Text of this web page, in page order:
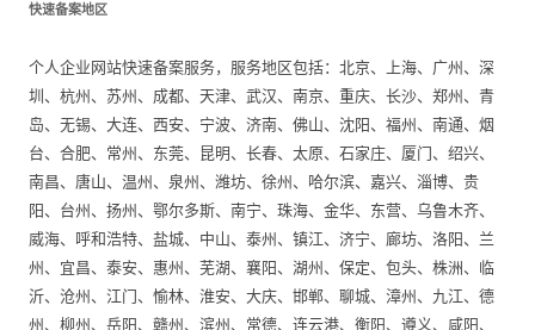
快速备案地区
个人企业网站快速备案服务，服务地区包括：北京、上海、广州、深
圳、杭州、苏州、成都、天津、武汉、南京、重庆、长沙、郑州、青
岛、无锡、大连、西安、宁波、济南、佛山、沈阳、福州、南通、烟
台、合肥、常州、东莞、昆明、长春、太原、石家庄、厦门、绍兴、
南昌、唐山、温州、泉州、潍坊、徐州、哈尔滨、嘉兴、淄博、贵
阳、台州、扬州、鄂尔多斯、南宁、珠海、金华、东营、乌鲁木齐、
威海、呼和浩特、盐城、中山、泰州、镇江、济宁、廊坊、洛阳、兰
州、宜昌、泰安、惠州、芜湖、襄阳、湖州、保定、包头、株洲、临
沂、沧州、江门、愉林、淮安、大庆、邯郸、聊城、漳州、九江、德
州、柳州、岳阳、赣州、滨州、常德、连云港、衡阳、遵义、咸阳、